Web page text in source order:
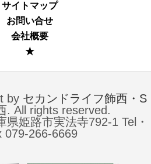
サイトマップ
お問い合せ
会社概要
★
by セカンドライフ飾西・S
. All rights reserved.
姫路市実法寺792-1 Tel・
079-266-6669